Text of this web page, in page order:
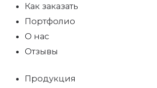
Как заказать
Портфолио
О нас
Отзывы
Продукция